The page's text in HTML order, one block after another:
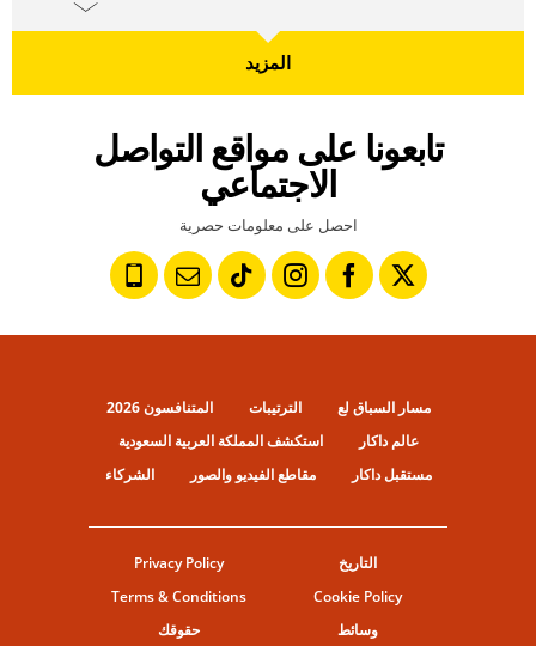
المزيد
تابعونا على مواقع التواصل
الاجتماعي
احصل على معلومات حصرية
مسار السباق لع الترتيبات
المتنافسون 2026
عالم داكار
استكشف المملكة العربية السعودية
مستقبل داكار
مقاطع الفيديو والصور الشركاء
التاريخ
Privacy Policy
Cookie Policy
Terms & Conditions
وسائط
حقوقك